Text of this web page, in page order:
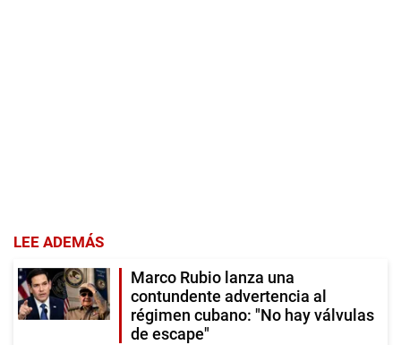
LEE ADEMÁS
Marco Rubio lanza una
contundente advertencia al
régimen cubano: "No hay válvulas
de escape"